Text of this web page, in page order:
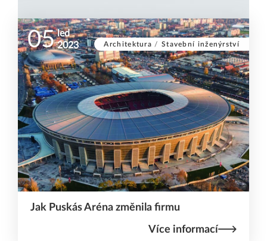
Architektura / Stavební inženýrství
05 led
2023
Jak Puskás Aréna změnila firmu
Více informací